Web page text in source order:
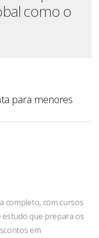
como o
para menores
completo, com cursos
que prepara os
em